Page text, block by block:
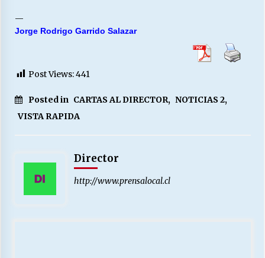
Releyendo la Rerum Novarum a 135 años. “La
S.O.S. a los ricos, Save Our Souls (Salvar
Nuestras Almas)
18/04/2026
—
Jorge Rodrigo Garrido Salazar
Post Views:441
Posted in CARTAS AL DIRECTOR, NOTICIAS 2,
VISTA RAPIDA
Director
http://www.prensalocal.cl